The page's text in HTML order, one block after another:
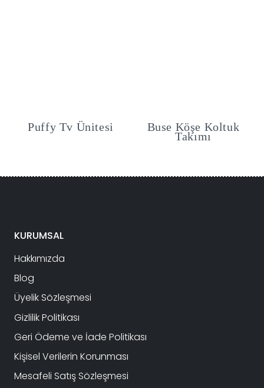
Tv Ünitesi Buse Köşe Koltuk Puffy
KURUMSAL
Hakkımızda
Blog
Üyelik Sözleşmesi
Gizlilik Politikası
Geri Ödeme ve İade Politikası
Kişisel Verilerin Korunması
Mesafeli Satış Sözleşmesi